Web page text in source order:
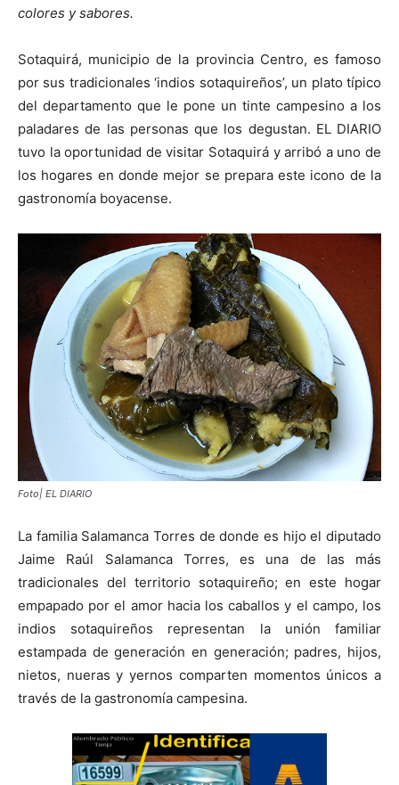
colores y sabores.
Sotaquirá, municipio de la provincia Centro, es famoso
por sus tradicionales ‘indios sotaquireños’, un plato típico
del departamento que le pone un tinte campesino a los
paladares de las personas que los degustan. EL DIARIO
tuvo la oportunidad de visitar Sotaquirá y arribó a uno de
los hogares en donde mejor se prepara este icono de la
gastronomía boyacense.
Foto| EL DIARIO
La familia Salamanca Torres de donde es hijo el diputado
Jaime Raúl Salamanca Torres, es una de las más
tradicionales del territorio sotaquireño; en este hogar
empapado por el amor hacia los caballos y el campo, los
indios sotaquireños representan la unión familiar
estampada de generación en generación; padres, hijos,
nietos, nueras y yernos comparten momentos únicos a
través de la gastronomía campesina.